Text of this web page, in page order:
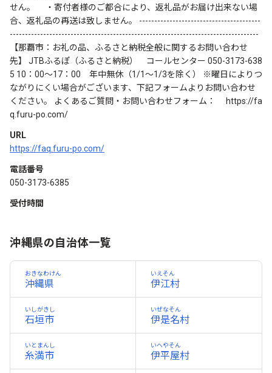
せん。 ・寄付者様のご都合により、返礼品がお届け出来ない場
合、返礼品の再送は致しません。 ----------------------------------------
----------------------------------------------------------------------------------
【那覇市：お礼の品、ふるさと納税全般に関するお問い合わせ
先】 JTBふるぽ（ふるさと納税） コールセンター 050-3173-638
5 10：00～17：00 年中無休（1/1～1/3を除く） ※曜日によりつ
ながりにくい場合がございます、下記フォームよりお問い合わせ
ください。 よくあるご質問・お問い合わせフォーム： https://fa
q.furu-po.com/
URL
https://faq.furu-po.com/
電話番号
050-3173-6385
受付時間
沖縄県の自治体一覧
沖縄県
おきなわけん
伊江村
いえそん
石垣市
いしがきし
伊是名村
いぜなそん
糸満市
いとまんし
伊平屋村
いへやそん